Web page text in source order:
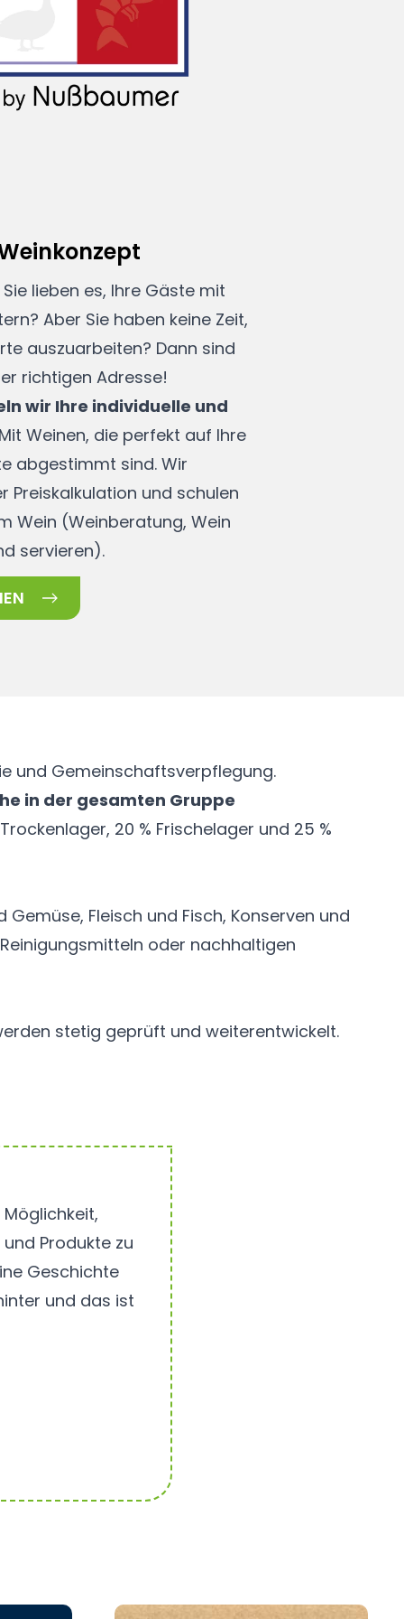
lieben es, Ihre Gäste mit
Aber Sie haben keine Zeit,
auszuarbeiten? Dann sind
richtigen Adresse!
wir Ihre individuelle und
Weinen, die perfekt auf Ihre
abgestimmt sind. Wir
Preiskalkulation und schulen
Wein (Weinberatung, Wein
servieren).
und Gemeinschaftsverpflegung.
in der gesamten Gruppe
20 % Frischelager und 25 %
Fleisch und Fisch, Konserven und
oder nachhaltigen
stetig geprüft und weiterentwickelt.
Produkte zu
Geschichte
und das ist